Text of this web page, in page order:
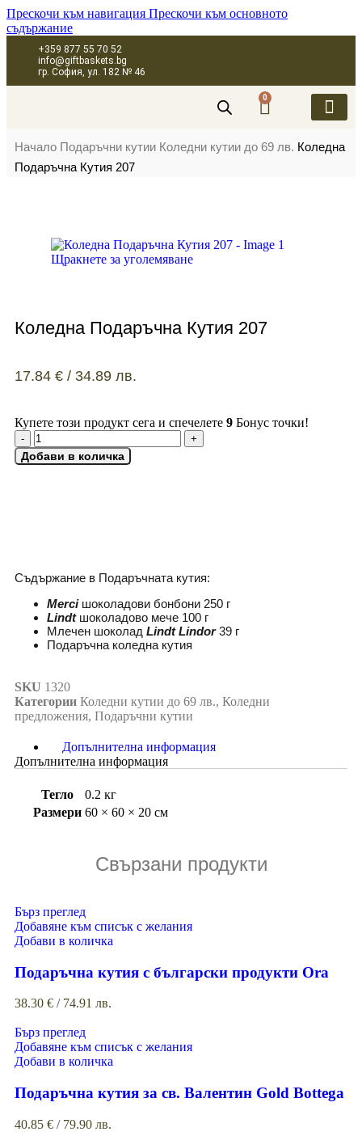
Прескочи към навигация Прескочи към основното
съдържание
+359 877 55 70 52
info@giftbaskets.bg
гр. София, ул. 182 № 46
0
Начало Подаръчни кутии Коледни кутии до 69 лв. Коледна
Подаръчна Кутия 207
Щракнете за уголемяване
Коледна Подаръчна Кутия 207
17.84 € / 34.89 лв.
Купете този продукт сега и спечелете 9 Бонус точки!
Добави в количка
Съдържание в Подаръчната кутия:
Merci шоколадови бонбони 250 г
Lindt шоколадово мече 100 г
Млечен шоколад Lindt Lindor39 г
Подаръчна коледна кутия
SKU 1320
Категории Коледни кутии до 69 лв., Коледни
предложения, Подаръчни кутии
Допълнителна информация
Допълнителна информация
Тегло
0.2 кг
Размери 60 × 60 × 20 см
Свързани продукти
Бърз преглед
Добавяне към списък с желания
Добави в количка
Подаръчна кутия с български продукти Ora
38.30 € / 74.91 лв.
Бърз преглед
Добавяне към списък с желания
Добави в количка
Подаръчна кутия за св. Валентин Gold Bottega
40.85 € / 79.90 лв.